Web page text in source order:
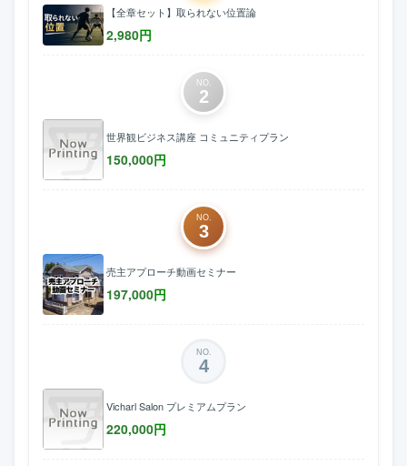
【全章セット】取られない位置論
2,980円
NO.
2
世界観ビジネス講座 コミュニティプラン
150,000円
NO.
3
売主アプローチ動画セミナー
197,000円
NO.
4
Vicharl Salon プレミアムプラン
220,000円